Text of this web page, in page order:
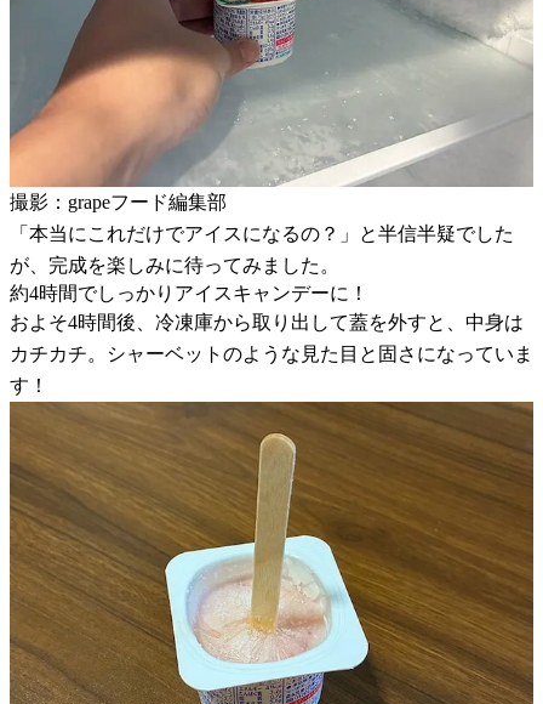
撮影：grapeフード編集部
「本当にこれだけでアイスになるの？」と半信半疑でした
が、完成を楽しみに待ってみました。
約4時間でしっかりアイスキャンデーに！
およそ4時間後、冷凍庫から取り出して蓋を外すと、中身は
カチカチ。シャーベットのような見た目と固さになっていま
す！